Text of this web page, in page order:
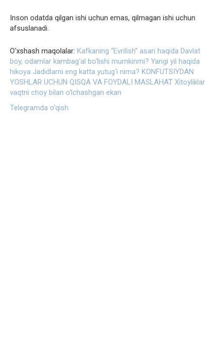
Inson odatda qilgan ishi uchun emas, qilmagan ishi uchun
afsuslanadi.
O‘xshash maqolalar: Kafkaning “Evrilish” asari haqida Davlat
boy, odamlar kambag‘al bo‘lishi mumkinmi? Yangi yil haqida
hikoya Jadidlarni eng katta yutug‘i nima? KONFUTSIYDAN
YOSHLAR UCHUN QISQA VA FOYDALI MASLAHAT Xitoyliklar
vaqtni choy bilan o‘lchashgan ekan
Telegramda o‘qish